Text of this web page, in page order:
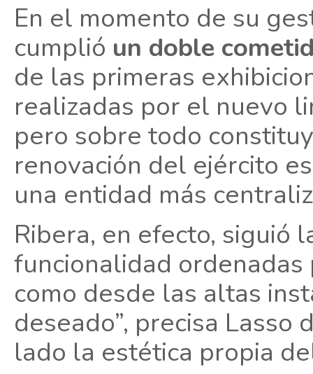
En el momento de su
cumplió un doble
de las primeras
realizadas por el nuevo
pero sobre todo
renovación del ejército
una entidad más
Ribera, en efecto, siguió
funcionalidad ordenadas
como desde las altas
deseado”, precisa Lasso
lado la estética propia